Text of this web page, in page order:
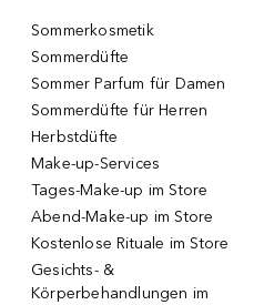
Sommerkosmetik
Sommerdüfte
Sommer Parfum für Damen
Sommerdüfte für Herren
Herbstdüfte
Make-up-Services
Tages-Make-up im Store
Abend-Make-up im Store
Kostenlose Rituale im Store
Gesichts- &
Körperbehandlungen im